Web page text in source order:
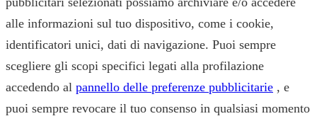
alle informazioni sul tuo dispositivo, come i cookie,
identificatori unici, dati di navigazione. Puoi sempre
scegliere gli scopi specifici legati alla profilazione
accedendo al pannello delle preferenze pubblicitarie , e
puoi sempre revocare il tuo consenso in qualsiasi momento